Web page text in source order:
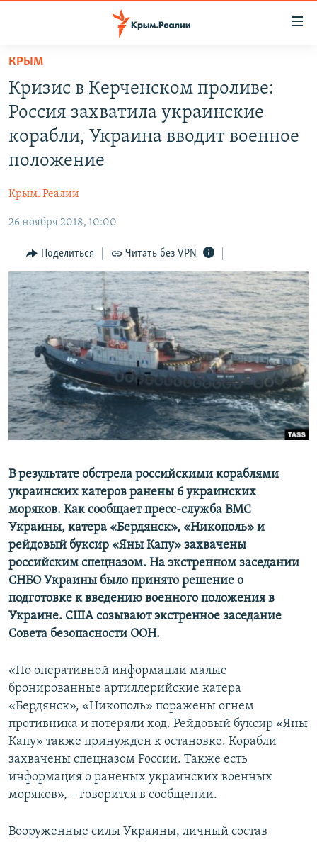
Вернуться
основному
содержанию
Вернутся
главной
Вернутся
СПЕЦПРОЕКТЫ
ГРУЗ 200
ИНФОГРАФИКА
ТЕЛЕПРОЕКТ КРЫМ.РЕАЛИИ
СОВЕТЫ ПРАВОЗАЩИТНИКОВ
ПРОПАВШИЕ БЕЗ ВЕСТИ
ПОБЕДИТЕЛЕЙ НЕ СУДЯТ?
КРЫМ.НЕПОКОРЕННЫЙ
ELIFBE
УКРАИНСКАЯ ПРОБЛЕМА КРЫМА
РАДІО СВОБОДА
КАК ОБОЙТИ БЛОКИРОВКУ
Qırımtatar
ПРИСОЕДИНЯЙТЕСЬ!
Все сайты RFE/RL
КРЫМ
Кризис в Керченском проливе:
Россия захватила украинские
корабли, Украина вводит военное
положение
Крым. Реалии
26 ноября 2018, 10:00
Поделиться Читать без VPN
В результате обстрела российскими кораблями
украинских катеров ранены 6 украинских
моряков. Как сообщает пресс-служба ВМС
Украины, катера «Бердянск», «Никополь» и
рейдовый буксир «Яны Капу» ​захвачены
российским спецназом. На экстренном заседании
СНБО Украины было принято решение о
подготовке к введению военного положения в
Украине.​ США созывают экстренное заседание
Совета безопасности ООН.
«По оперативной информации малые
бронированные артиллерийские катера
«Бердянск», «Никополь» поражены огнем
противника и потеряли ход. Рейдовый буксир «Яны
Капу» также принужден к остановке. Корабли
захвачены спецназом России. Также есть
информация о раненых украинских военных
моряков», – говорится в сообщении.
Вооруженные силы Украины, личный состав